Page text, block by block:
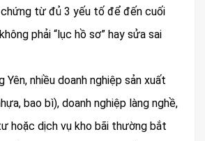
chứng từ đủ 3 yếu tố để đến cuối
phải “lục hồ sơ” hay sửa sai
nhiều doanh nghiệp sản xuất
bao bì), doanh nghiệp làng nghề,
hoặc dịch vụ kho bãi thường bắt